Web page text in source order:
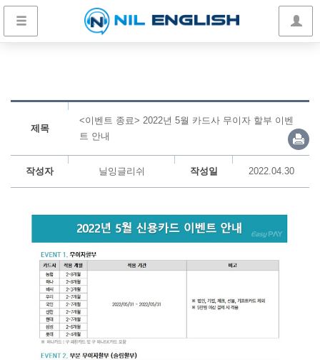
제목
<이벤트 종료> 2022년 5월 카드사 무이자 할부 이벤
트 안내
작성자 닐잉글리쉬 작성일 2022.04.30